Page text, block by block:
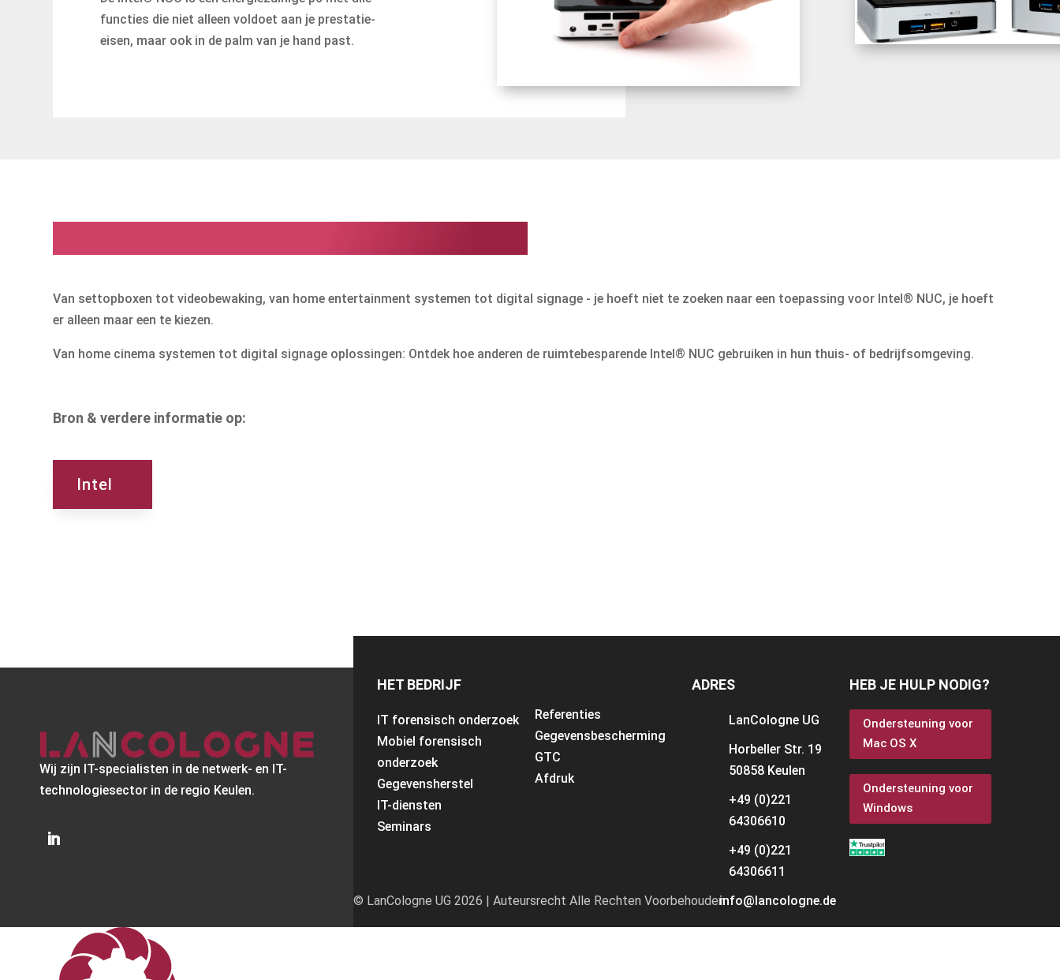
functies die niet alleen voldoet aan je prestatie-
eisen, maar ook in de palm van je hand past.
Van settopboxen tot videobewaking, van home entertainment systemen tot digital signage - je hoeft niet te zoeken naar een toepassing voor Intel® NUC, je hoeft
er alleen maar een te kiezen.
Van home cinema systemen tot digital signage oplossingen: Ontdek hoe anderen de ruimtebesparende Intel® NUC gebruiken in hun thuis- of bedrijfsomgeving.
Bron & verdere informatie op:
Intel
Wij zijn IT-specialisten in de netwerk- en IT-
technologiesector in de regio Keulen.
HET BEDRIJF
IT forensisch onderzoek
Mobiel forensisch
onderzoek
Gegevensherstel
IT-diensten
Seminars
Referenties
Gegevensbescherming
GTC
Afdruk
ADRES
LanCologne UG
Horbeller Str. 19
50858 Keulen
+49 (0)221
64306610
+49 (0)221
64306611
info@lancologne.de
HEB JE HULP NODIG?
Ondersteuning voor
Mac OS X
Ondersteuning voor
Windows
© LanCologne UG 2026 | Auteursrecht Alle Rechten Voorbehouden